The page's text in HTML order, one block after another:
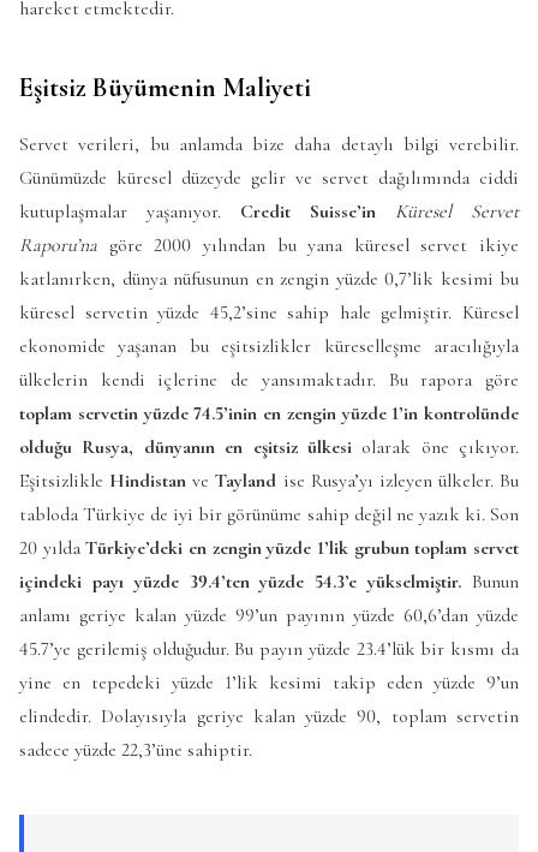
hareket etmektedir.
Eşitsiz Büyümenin Maliyeti
Servet verileri, bu anlamda bize daha detaylı bilgi verebilir.
Günümüzde küresel düzeyde gelir ve servet dağılımında ciddi
kutuplaşmalar yaşanıyor. Credit Suisse’in
Küresel Servet
Raporu’na göre 2000 yılından bu yana küresel servet ikiye
katlanırken, dünya nüfusunun en zengin yüzde 0,7’lik kesimi bu
küresel servetin yüzde 45,2’sine sahip hale gelmiştir. Küresel
ekonomide yaşanan bu eşitsizlikler küreselleşme aracılığıyla
ülkelerin kendi içlerine de yansımaktadır. Bu rapora göre
toplam servetin yüzde 74.5’inin en zengin yüzde 1’in kontrolünde
olduğu Rusya, dünyanın en eşitsiz ülkesiolarak öne çıkıyor.
Eşitsizlikle Hindistan veTayland ise Rusya’yı izleyen ülkeler. Bu
tabloda Türkiye de iyi bir görünüme sahip değil ne yazık ki. Son
20 yıldaTürkiye’deki en zengin yüzde 1’lik grubun toplam servet
içindeki payı yüzde 39.4’ten yüzde 54.3’e yükselmiştir. Bunun
anlamı geriye kalan yüzde 99’un payının yüzde 60,6’dan yüzde
45.7’ye gerilemiş olduğudur. Bu payın yüzde 23.4’lük bir kısmı da
yine en tepedeki yüzde 1’lik kesimi takip eden yüzde 9’un
elindedir. Dolayısıyla geriye kalan yüzde 90, toplam servetin
sadece yüzde 22,3’üne sahiptir.